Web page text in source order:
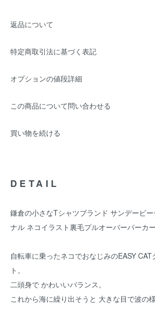
返品について
特定商取引法に基づく表記
オプションの値段詳細
この商品について問い合わせる
買い物を続ける
DETAIL
鎌倉の小さなTシャツブランド サンデービ
ナル ネコイラスト裏毛プルオーバーパーカー
自転車に乗ったネコでおなじみのEASY
ト。
二頭身で かわいいバランス。
これから海に繰り出そうと 大きな目で波の